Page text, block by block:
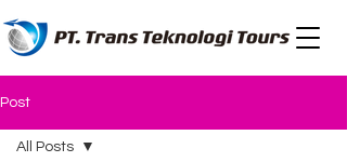
Post
All Posts